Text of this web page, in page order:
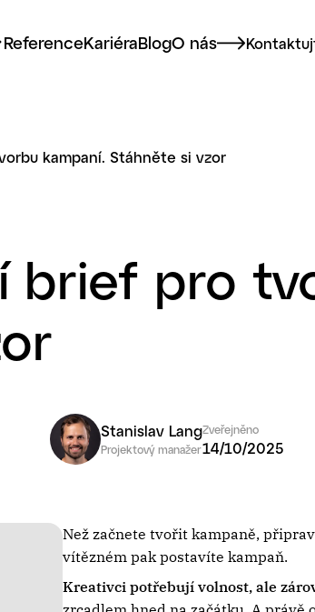
ReferenceKariéraBlogO nás
kampaní. Stáhněte si vzor
brief pro
Stanislav Lang
Projektový manažer
Zveřejněno
14/10/2025
Než začnete tvořit kampaně,
vítězném pak postavíte kampaň.
Kreativci potřebují volnost, ale